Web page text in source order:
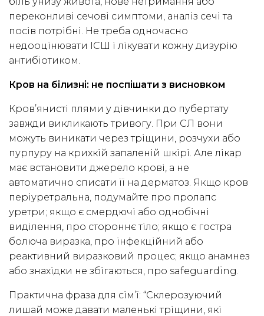
переконливі сечові симптоми, аналіз сечі та
посів потрібні. Не треба одночасно
недооцінювати ІСШ і лікувати кожну дизурію
антибіотиком.
Кров на білизні: не поспішати з висновком
Кров’янисті плями у дівчинки до пубертату
завжди викликають тривогу. При СЛ вони
можуть виникати через тріщини, розчухи або
пурпуру на крихкій запаленій шкірі. Але лікар
має встановити джерело крові, а не
автоматично списати її на дерматоз. Якщо кров
періуретральна, подумайте про пролапс
уретри; якщо є смердючі або однобічні
виділення, про стороннє тіло; якщо є гостра
болюча виразка, про інфекційний або
реактивний виразковий процес; якщо анамнез
або знахідки не збігаються, про safeguarding.
Практична фраза для сім’ї: “Склерозуючий
лишай може давати маленькі тріщини, які